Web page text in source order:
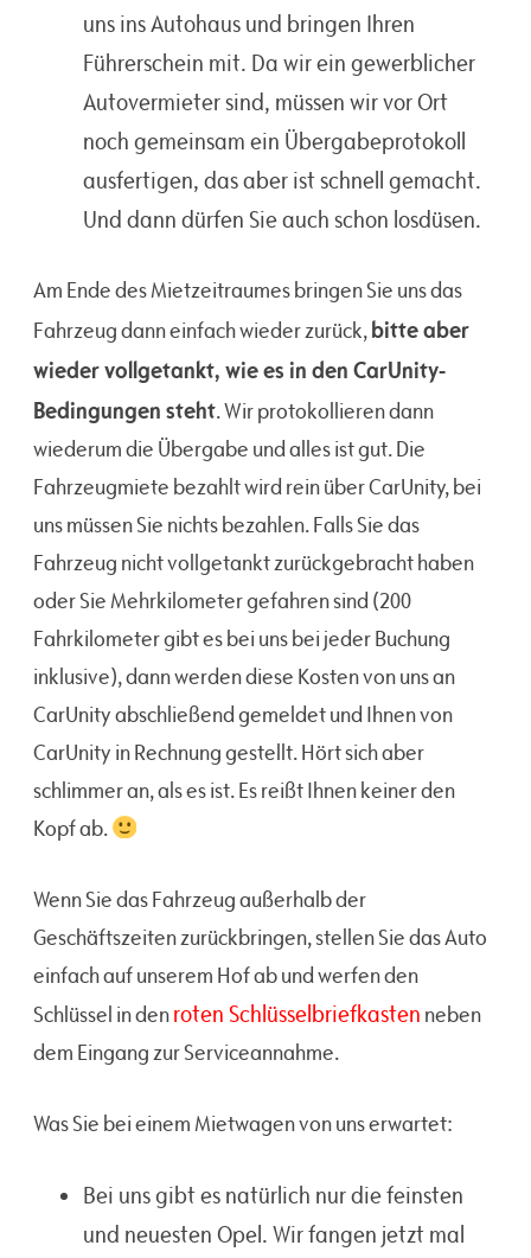
uns ins Autohaus und bringen Ihren
Führerschein mit. Da wir ein gewerblicher
Autovermieter sind, müssen wir vor Ort
noch gemeinsam ein Übergabeprotokoll
ausfertigen, das aber ist schnell gemacht.
Und dann dürfen Sie auch schon losdüsen.
Am Ende des Mietzeitraumes bringen Sie uns das
Fahrzeug dann einfach wieder zurück,bitte aber
wieder vollgetankt, wie es in den CarUnity-
Bedingungen steht. Wir protokollieren dann
wiederum die Übergabe und alles ist gut. Die
Fahrzeugmiete bezahlt wird rein über CarUnity, bei
uns müssen Sie nichts bezahlen. Falls Sie das
Fahrzeug nicht vollgetankt zurückgebracht haben
oder Sie Mehrkilometer gefahren sind (200
Fahrkilometer gibt es bei uns bei jeder Buchung
inklusive), dann werden diese Kosten von uns an
CarUnity abschließend gemeldet und Ihnen von
CarUnity in Rechnung gestellt. Hört sich aber
schlimmer an, als es ist. Es reißt Ihnen keiner den
Kopf ab.
Wenn Sie das Fahrzeug außerhalb der
Geschäftszeiten zurückbringen, stellen Sie das Auto
einfach auf unserem Hof ab und werfen den
Schlüssel in denroten Schlüsselbriefkasten neben
dem Eingang zur Serviceannahme.
Was Sie bei einem Mietwagen von uns erwartet:
Bei uns gibt es natürlich nur die feinsten
und neuesten Opel. Wir fangen jetzt mal